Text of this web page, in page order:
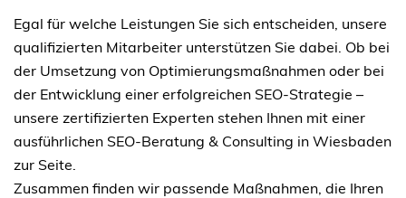
Egal für welche Leistungen Sie sich entscheiden, unsere
qualifizierten Mitarbeiter unterstützen Sie dabei. Ob bei
der Umsetzung von Optimierungsmaßnahmen oder bei
der Entwicklung einer erfolgreichen SEO-Strategie –
unsere zertifizierten Experten stehen Ihnen mit einer
ausführlichen SEO-Beratung & Consulting in Wiesbaden
zur Seite.
Zusammen finden wir passende Maßnahmen, die Ihren